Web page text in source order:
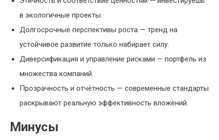
в экологичные проекты.
Долгосрочные перспективы роста — тренд на
устойчивое развитие только набирает силу.
Диверсификация и управление рисками — портфель из
множества компаний.
Прозрачность и отчётность — современные стандарты
раскрывают реальную эффективность вложений.
Минусы